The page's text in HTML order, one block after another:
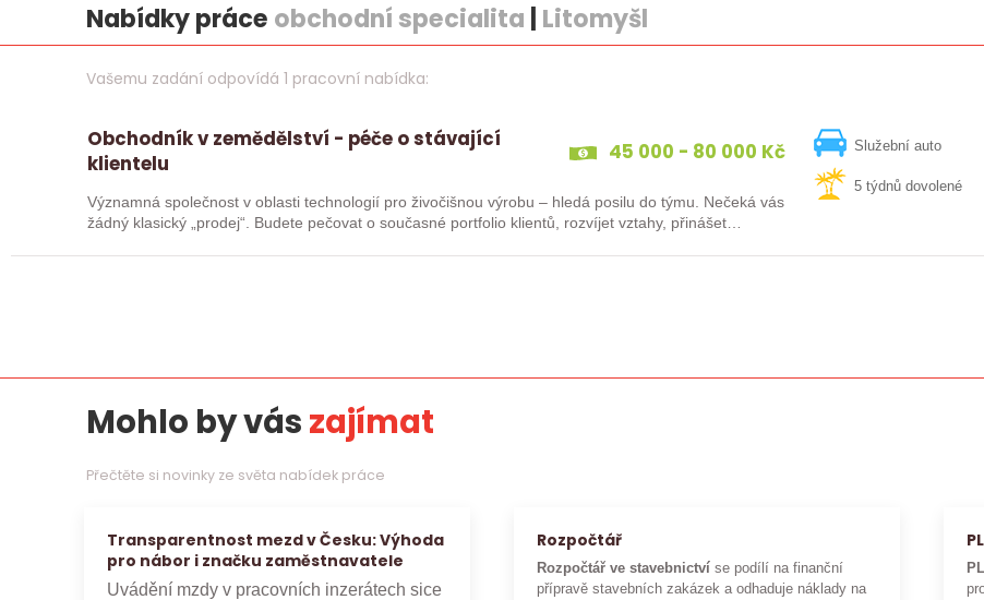
Nabídky práce obchodní specialita Litomyšl
Vašemu zadání odpovídá 1 pracovní nabídka:
Obchodník v zemědělství - péče o stávající
klientelu
45 000 - 80 000 Kč
Významná společnost v oblasti technologií pro živočišnou výrobu – hledá posilu do týmu. Nečeká vás
žádný klasický „prodej“. Budete pečovat o současné portfolio klientů, rozvíjet vztahy, přinášet…
Služební auto
5 týdnů dovolené
Mohlo by vászajímat
Přečtěte si novinky ze světa nabídek práce
Transparentnost mezd v Česku: Výhoda
pro nábor i značku zaměstnavatele
Uvádění mzdy v pracovních inzerátech sice
Rozpočtář
Rozpočtář ve stavebnictví se podílí na finanční
přípravě stavebních zakázek a odhaduje náklady na